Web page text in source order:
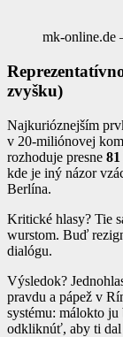
mk-online.de
zvyšku)
Najkurióznejším
v 20-miliónovej
rozhoduje presne
kde je iný názor
Berlína.
Kritické hlasy? Tie
wurstom. Buď
dialógu.
Výsledok?
pravdu a pápež v
systému: málokto ju
odkliknúť, aby ti